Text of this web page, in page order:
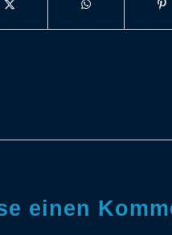
einen